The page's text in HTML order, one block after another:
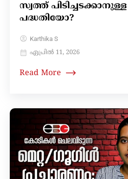
സ്വത്ത്
പദ്ധതിയോ?
Karthika S
ഏപ്രിൽ 11, 2026
Read More